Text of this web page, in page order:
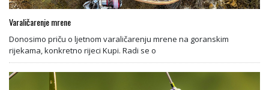
Varaličarenje mrene
Donosimo priču o ljetnom varaličarenju mrene na goranskim
rijekama, konkretno rijeci Kupi. Radi se o